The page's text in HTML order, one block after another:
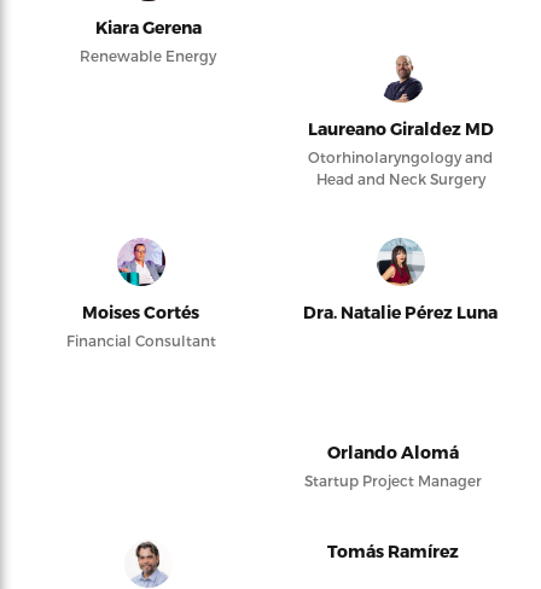
Kiara Gerena
Renewable Energy
Laureano Giraldez MD
Otorhinolaryngology and
Head and Neck Surgery
Moises Cortés
Financial Consultant
Dra. Natalie Pérez Luna
Orlando Alomá
Startup Project Manager
Tomás Ramírez